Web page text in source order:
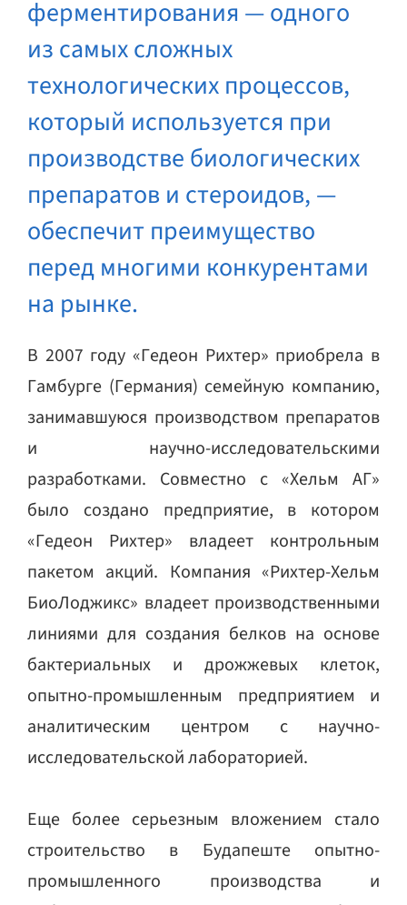
ферментирования — одного
из самых сложных
технологических процессов,
который используется при
производстве биологических
препаратов и стероидов, —
обеспечит преимущество
перед многими конкурентами
на рынке.
В 2007 году «Гедеон Рихтер» приобрела в
Гамбурге (Германия) семейную компанию,
занимавшуюся производством препаратов
и научно-исследовательскими
разработками. Cовместно с «Хельм АГ»
было создано предприятие, в котором
«Гедеон Рихтер» владеет контрольным
пакетом акций. Компания «Рихтер-Хельм
БиоЛоджикс» владеет производственными
линиями для создания белков на основе
бактериальных и дрожжевых клеток,
опытно-промышленным предприятием и
аналитическим центром с научно-
исследовательской лабораторией.
Еще более серьезным вложением стало
строительство в Будапеште опытно-
промышленного производства и